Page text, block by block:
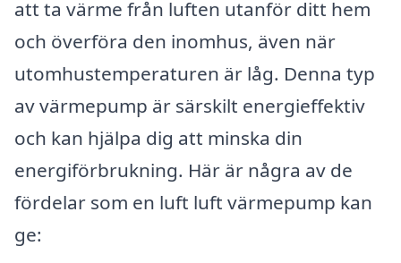
att ta värme från luften utanför ditt hem
och överföra den inomhus, även när
utomhustemperaturen är låg. Denna typ
av värmepump är särskilt energieffektiv
och kan hjälpa dig att minska din
energiförbrukning. Här är några av de
fördelar som en luft luft värmepump kan
ge: